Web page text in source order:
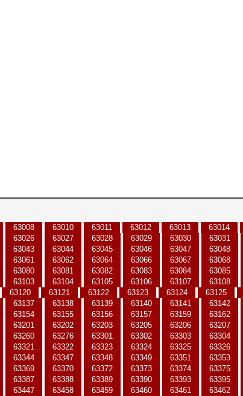
63008 63010 63011 63012 63013 63014
63026 63027 63028 63029 63030 63031
63043 63044 63045 63046 63047 63048
63061 63062 63064 63066 63067 63068
63080 63081 63082 63083 63084 63085
63103 63104 63105 63106 63107 63108
63120 63121 63122 63123 63124 63125
63137 63138 63139 63140 63141 63142
63154 63155 63156 63157 63159 63162
63201 63202 63203 63205 63206 63207
63260 63276 63301 63302 63303 63304
63321 63322 63323 63324 63325 63326
63344 63347 63348 63349 63351 63353
63369 63370 63372 63373 63374 63375
63387 63388 63389 63390 63393 63395
63447 63458 63459 63460 63461 63462